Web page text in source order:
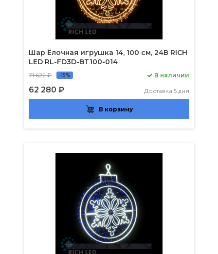
Шар Ёлочная игрушка 14, 100 см, 24В RICH
LED RL-FD3D-BT100-014
71 622 ₽ -15%
62 280 ₽
В наличии
Доставка 5 дня
В корзину